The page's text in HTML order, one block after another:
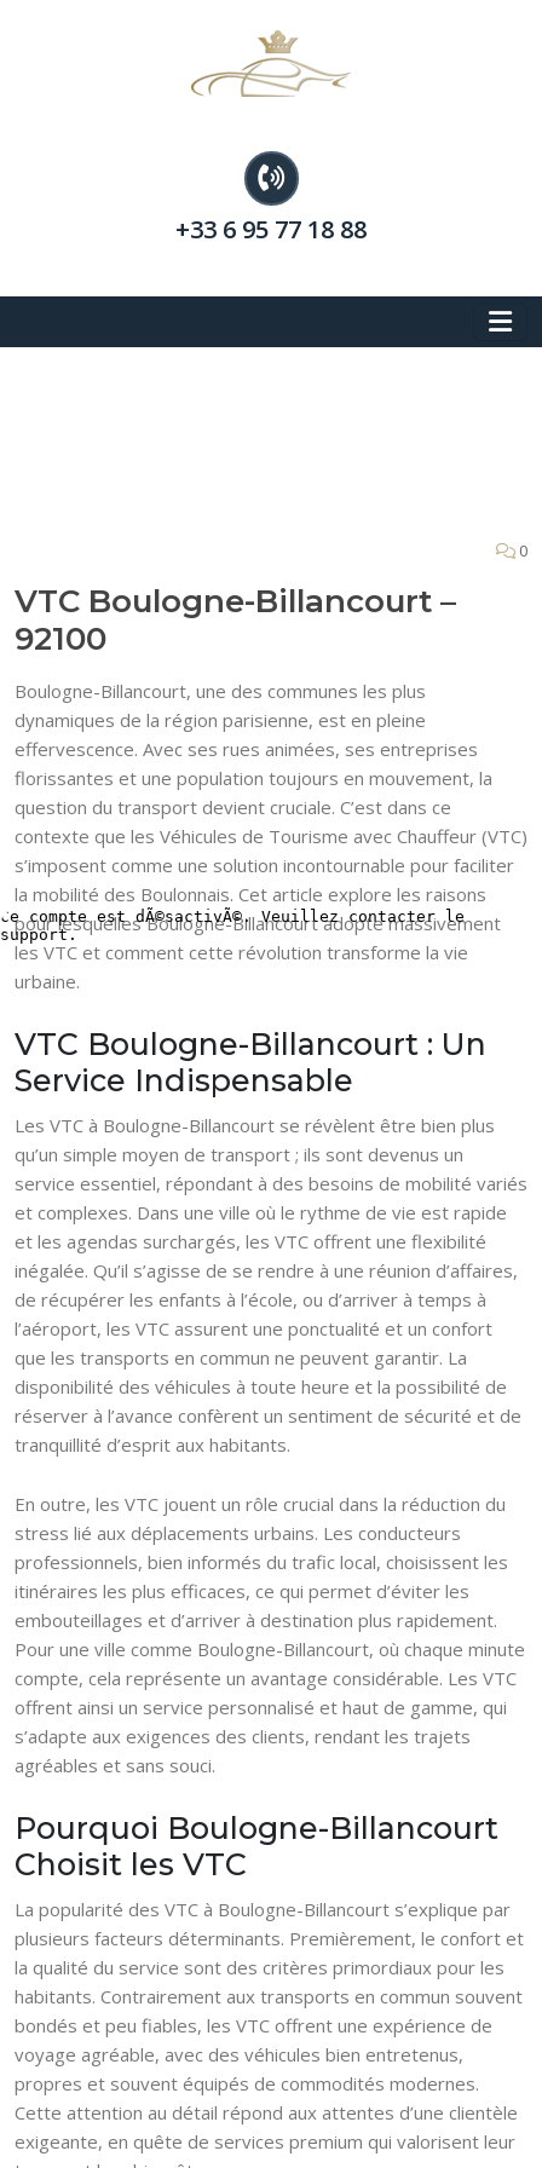
+33 6 95 77 18 88
0
VTC Boulogne-Billancourt –
92100
Boulogne-Billancourt, une des communes les plus
dynamiques de la région parisienne, est en pleine
effervescence. Avec ses rues animées, ses entreprises
florissantes et une population toujours en mouvement, la
question du transport devient cruciale. C’est dans ce
contexte que les Véhicules de Tourisme avec Chauffeur (VTC)
s’imposent comme une solution incontournable pour faciliter
la mobilité des Boulonnais. Cet article explore les raisons
pour lesquelles Boulogne-Billancourt adopte massivement
les VTC et comment cette révolution transforme la vie
urbaine.
VTC Boulogne-Billancourt : Un
Service Indispensable
Les VTC à Boulogne-Billancourt se révèlent être bien plus
qu’un simple moyen de transport ; ils sont devenus un
service essentiel, répondant à des besoins de mobilité variés
et complexes. Dans une ville où le rythme de vie est rapide
et les agendas surchargés, les VTC offrent une flexibilité
inégalée. Qu’il s’agisse de se rendre à une réunion d’affaires,
de récupérer les enfants à l’école, ou d’arriver à temps à
l’aéroport, les VTC assurent une ponctualité et un confort
que les transports en commun ne peuvent garantir. La
disponibilité des véhicules à toute heure et la possibilité de
réserver à l’avance confèrent un sentiment de sécurité et de
tranquillité d’esprit aux habitants.
En outre, les VTC jouent un rôle crucial dans la réduction du
stress lié aux déplacements urbains. Les conducteurs
professionnels, bien informés du trafic local, choisissent les
itinéraires les plus efficaces, ce qui permet d’éviter les
embouteillages et d’arriver à destination plus rapidement.
Pour une ville comme Boulogne-Billancourt, où chaque minute
compte, cela représente un avantage considérable. Les VTC
offrent ainsi un service personnalisé et haut de gamme, qui
s’adapte aux exigences des clients, rendant les trajets
agréables et sans souci.
Pourquoi Boulogne-Billancourt
Choisit les VTC
La popularité des VTC à Boulogne-Billancourt s’explique par
plusieurs facteurs déterminants. Premièrement, le confort et
la qualité du service sont des critères primordiaux pour les
habitants. Contrairement aux transports en commun souvent
bondés et peu fiables, les VTC offrent une expérience de
voyage agréable, avec des véhicules bien entretenus,
propres et souvent équipés de commodités modernes.
Cette attention au détail répond aux attentes d’une clientèle
exigeante, en quête de services premium qui valorisent leur